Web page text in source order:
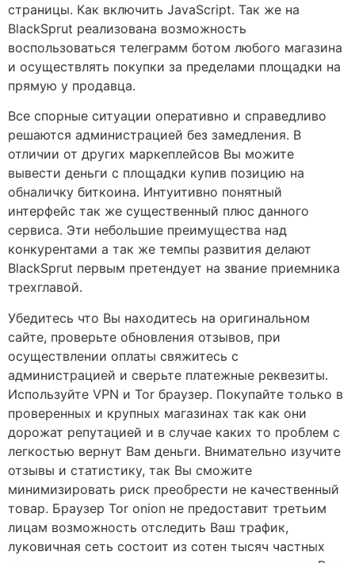
страницы. Как включить JavaScript. Так же на
BlackSprut реализована возможность
воспользоваться телеграмм ботом любого магазина
и осуществлять покупки за пределами площадки на
прямую у продавца.
Все спорные ситуации оперативно и справедливо
решаются администрацией без замедления. В
отличии от других маркеплейсов Вы можите
вывести деньги с площадки купив позицию на
обналичку биткоина. Интуитивно понятный
интерфейс так же существенный плюс данного
сервиса. Эти небольшие преимущества над
конкурентами а так же темпы развития делают
BlackSprut первым претендует на звание приемника
трехглавой.
Убедитесь что Вы находитесь на оригинальном
сайте, проверьте обновления отзывов, при
осуществлении оплаты свяжитесь с
администрацией и сверьте платежные реквезиты.
Используйте VPN и Tor браузер. Покупайте только в
проверенных и крупных магазинах так как они
дорожат репутацией и в случае каких то проблем с
легкостью вернут Вам деньги. Внимательно изучите
отзывы и статистику, так Вы сможите
минимизировать риск преобрести не качественный
товар. Браузер Tor onion не предоставит третьим
лицам возможность отследить Ваш трафик,
луковичная сеть состоит из сотен тысяч частных